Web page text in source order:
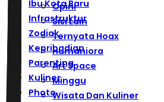
Ibu Kota Baru
Infrastruktur
Zodiak
Kepribadian
Parenting
Kuliner
Photo
Opini
Sisi Lain
Ternyata Hoax
Humaniora
Art Space
Minggu
Wisata Dan Kuliner